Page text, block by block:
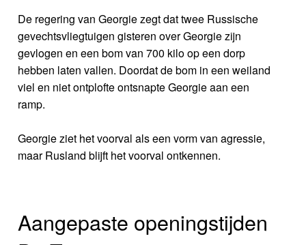
De regering van Georgie zegt dat twee Russische
gevechtsvliegtuigen gisteren over Georgie zijn
gevlogen en een bom van 700 kilo op een dorp
hebben laten vallen. Doordat de bom in een weiland
viel en niet ontplofte ontsnapte Georgie aan een
ramp.
Georgie ziet het voorval als een vorm van agressie,
maar Rusland blijft het voorval ontkennen.
Aangepaste openingstijden